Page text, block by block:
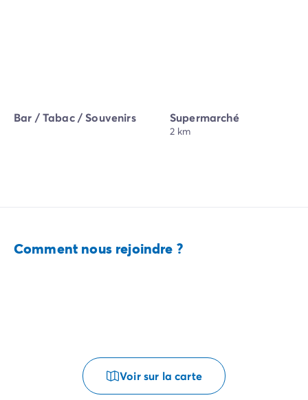
Bar / Tabac / Souvenirs Supermarché
2 km
Comment nous rejoindre ?
Voir sur la carte